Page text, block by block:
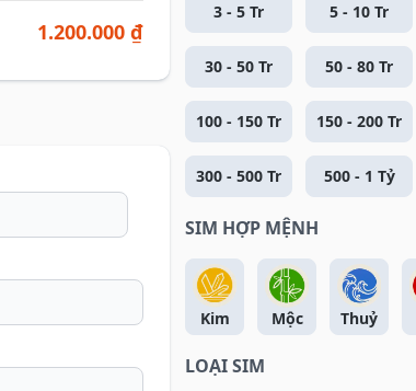
1.200.000 ₫
3 - 5 Tr 5 - 10 Tr
30 - 50 Tr 50 - 80 Tr
100 - 150 Tr 150 - 200 Tr
300 - 500 Tr 500 - 1 Tỷ
SIM HỢP MỆNH
Kim Mộc Thuỷ
LOẠI SIM